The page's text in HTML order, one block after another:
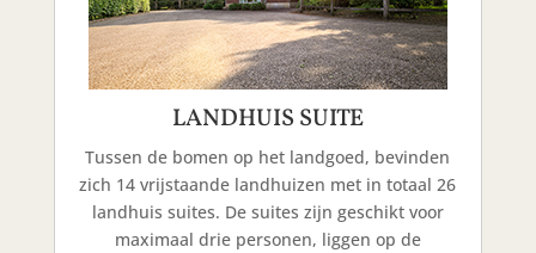
LANDHUIS SUITE
Tussen de bomen op het landgoed, bevinden
zich 14 vrijstaande landhuizen met in totaal 26
landhuis suites. De suites zijn geschikt voor
maximaal drie personen, liggen op de